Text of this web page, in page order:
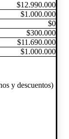
$12.990.000
$1.000.000
$0
$300.000
$11.690.000
$1.000.000
y descuentos)